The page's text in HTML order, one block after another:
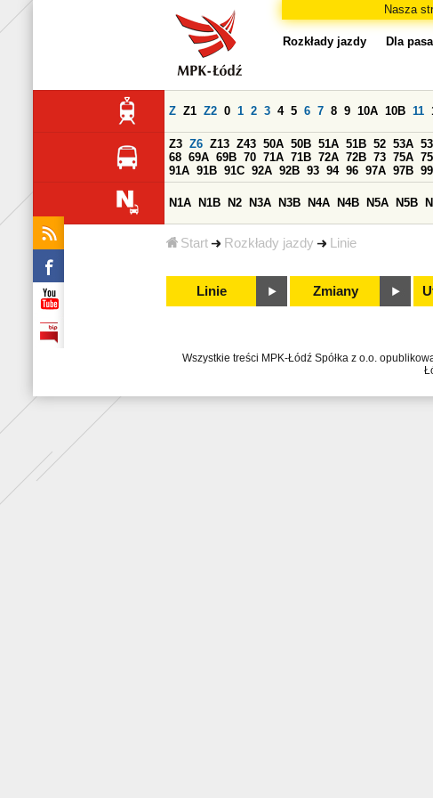
Nasza
Start Rozkłady jazdy Linie
Rozkłady jazdy Dla
Z Z1 Z2 0 1 2 3 4 5 6 7 8 9 10A 10B 11
Z3 Z6 Z13 Z43 50A 50B 51A 51B 52 53A
68 69A 69B 70 71A 71B 72A 72B 73 75A
91A 91B 91C 92A 92B 93 94 96 97A 97B 99
N1A N1B N2 N3A N3B N4A N4B N5A N5B
Linie Zmiany
Wszystkie treści MPK-Łódź Spółka z o.o.